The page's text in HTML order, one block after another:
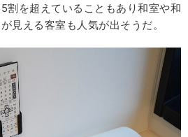
割を超えていることもあり和室や和
見える客室も人気が出そうだ。